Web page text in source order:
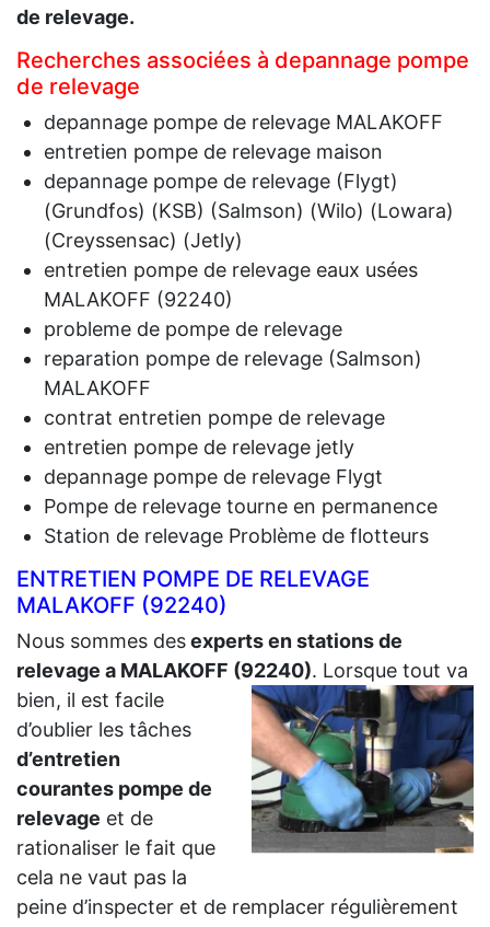
de relevage.
Recherches associées à depannage pompe
de relevage
depannage pompe de relevage MALAKOFF
entretien pompe de relevage maison
depannage pompe de relevage (Flygt)
(Grundfos) (KSB) (Salmson) (Wilo) (Lowara)
(Creyssensac) (Jetly)
entretien pompe de relevage eaux usées
MALAKOFF (92240)
probleme de pompe de relevage
reparation pompe de relevage (Salmson)
MALAKOFF
contrat entretien pompe de relevage
entretien pompe de relevage jetly
depannage pompe de relevage Flygt
Pompe de relevage tourne en permanence
Station de relevage Problème de flotteurs
ENTRETIEN POMPE DE RELEVAGE
MALAKOFF (92240)
Nous sommes desexperts en stations de
relevage a MALAKOFF (92240). Lorsque tout va
bien, il est facile
d’oublier les tâches
d’entretien
courantes pompe de
relevage et de
rationaliser le fait que
cela ne vaut pas la
peine d’inspecter et de remplacer régulièrement